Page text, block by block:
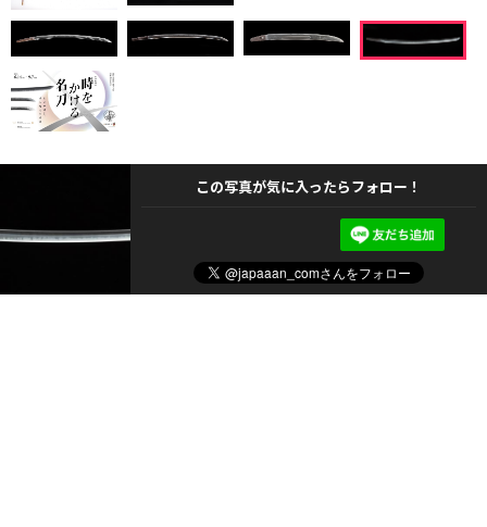
この写真が気に入ったらフォロー！